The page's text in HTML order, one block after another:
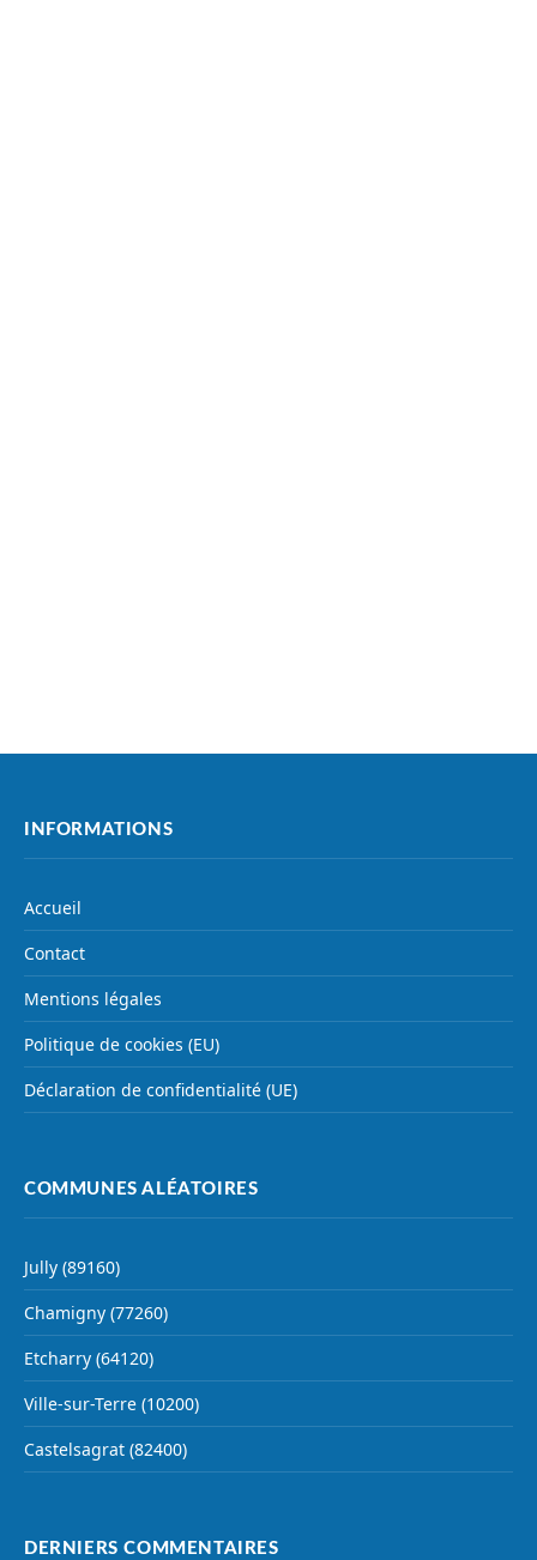
INFORMATIONS
Accueil
Contact
Mentions légales
Politique de cookies (EU)
Déclaration de confidentialité (UE)
COMMUNES ALÉATOIRES
Jully (89160)
Chamigny (77260)
Etcharry (64120)
Ville-sur-Terre (10200)
Castelsagrat (82400)
DERNIERS COMMENTAIRES